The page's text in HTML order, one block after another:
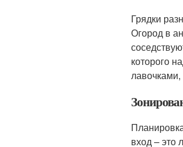
Грядки
Огород в
которого
вход – это